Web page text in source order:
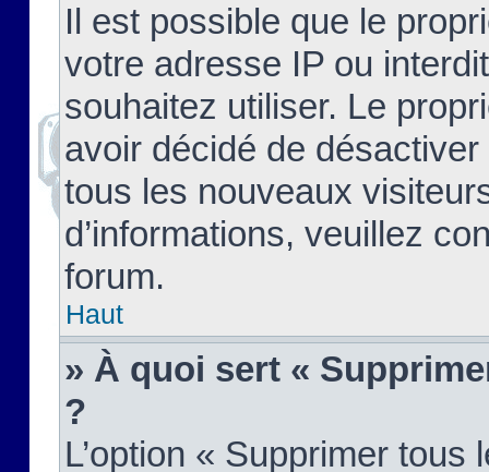
Il est possible que le
votre adresse IP ou
souhaitez utiliser. Le
avoir décidé de
tous les nouveaux
d’informations, veuillez
forum.
Haut
» À quoi sert «
?
L’option « Supprimer